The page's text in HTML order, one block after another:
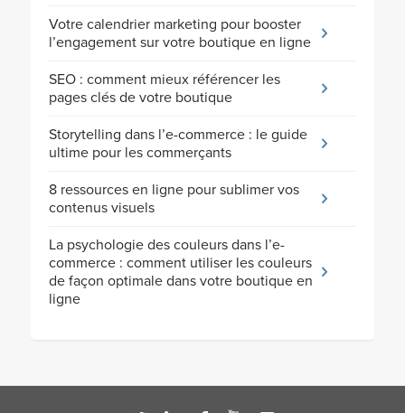
Votre calendrier marketing pour booster
l’engagement sur votre boutique en ligne
SEO : comment mieux référencer les
pages clés de votre boutique
Storytelling dans l’e-commerce : le guide
ultime pour les commerçants
8 ressources en ligne pour sublimer vos
contenus visuels
La psychologie des couleurs dans l’e-
commerce : comment utiliser les couleurs
de façon optimale dans votre boutique en
ligne